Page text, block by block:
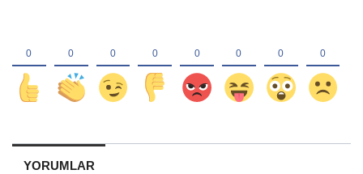
YORUMLAR